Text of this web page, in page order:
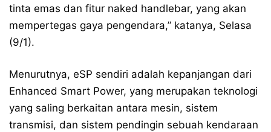
tinta emas dan fitur naked handlebar, yang akan
mempertegas gaya pengendara,” katanya, Selasa
(9/1).
Menurutnya, eSP sendiri adalah kepanjangan dari
Enhanced Smart Power, yang merupakan teknologi
yang saling berkaitan antara mesin, sistem
transmisi, dan sistem pendingin sebuah kendaraan